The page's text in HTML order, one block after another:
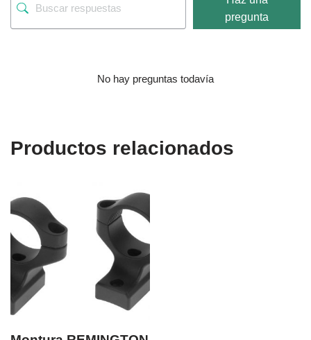
pregunta
No hay preguntas todavía
Productos relacionados